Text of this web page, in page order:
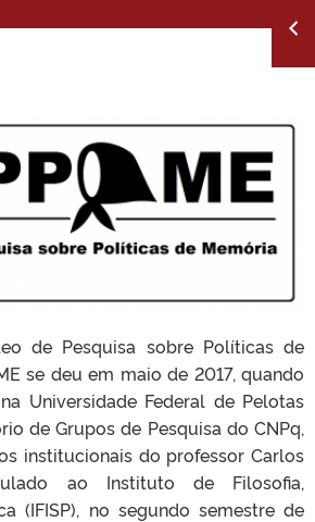
de Pesquisa sobre Políticas de
se deu em maio de 2017, quando
Universidade Federal de Pelotas
de Grupos de Pesquisa do CNPq,
institucionais do professor Carlos
ao Instituto de Filosofia,
(IFISP), no segundo semestre de